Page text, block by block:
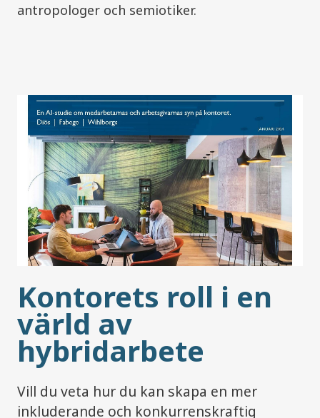
antropologer och semiotiker.
Kontorets roll i en
värld av
hybridarbete
Vill du veta hur du kan skapa en mer
inkluderande och konkurrenskraftig